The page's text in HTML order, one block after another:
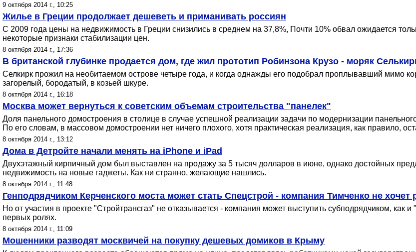
9 октября 2014 г., 10:25
Жилье в Греции продолжает дешеветь и приманивать россиян
С 2009 года цены на недвижимость в Греции снизились в среднем на 37,8%, Почти 10% обвал ожидается
некоторые признаки стабилизации цен.
8 октября 2014 г., 17:36
В британской глубинке продается дом, где жил прототип Робинзона Крузо - моряк
Селкирк прожил на необитаемом острове четыре года, и когда однажды его подобрал проплывавший мимо
загорелый, бородатый, в козьей шкуре.
8 октября 2014 г., 16:18
Москва может вернуться к советским объемам строительства "панелек"
Доля панельного домостроения в столице в случае успешной реализации задачи по модернизации
По его словам, в массовом домостроении нет ничего плохого, хотя практическая реализация, как правило,
8 октября 2014 г., 13:12
Дома в Детройте начали менять на iPhone и iPad
Двухэтажный кирпичный дом был выставлен на продажу за 5 тысяч долларов в июне, однако достойных
недвижимость на новые гаджеты. Как ни странно, желающие нашлись.
8 октября 2014 г., 11:48
Генподрядчиком Керченского моста может стать Спецстрой - компания Тимченко не
Но от участия в проекте "Стройтрансгаз" не отказывается - компания может выступить субподрядчиком, как
первых ролях.
8 октября 2014 г., 11:09
Мошенники разводят москвичей на покупку дешевых домиков в Крыму